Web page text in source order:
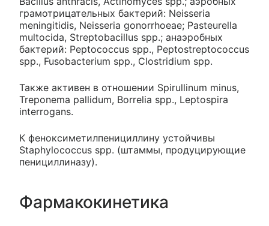
грамотрицательных бактерий: Neisseria
meningitidis, Neisseria gonorrhoeae; Pasteurella
multocida, Streptobacillus spp.; анаэробных
бактерий: Peptococcus spp., Peptostreptococcus
spp., Fusobacterium spp., Clostridium spp.
Также активен в отношении Spirullinum minus,
Treponema pallidum, Borrelia spp., Leptospira
interrogans.
К феноксиметилпенициллину устойчивы
Staphylococcus spp. (штаммы, продуцирующие
пенициллиназу).
Фармакокинетика